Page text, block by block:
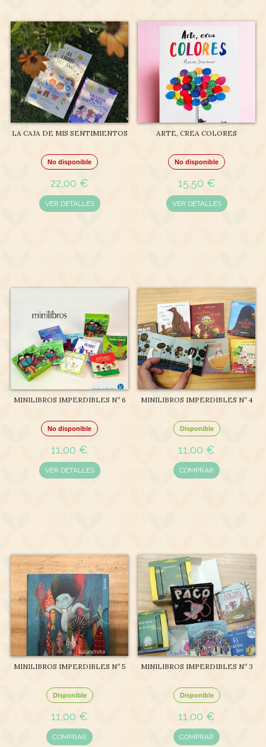
LA CAJA DE MIS SENTIMIENTOS
No disponible
22,00 €
VER DETALLES
ARTE, CREA COLORES
No disponible
15,50 €
VER DETALLES
MINILIBROS IMPERDIBLES Nº 6
No disponible
11,00 €
VER DETALLES
MINILIBROS IMPERDIBLES Nº 4
Disponible
11,00 €
COMPRAR
MINILIBROS IMPERDIBLES Nº 5
Disponible
11,00 €
COMPRAR
MINILIBROS IMPERDIBLES Nº 3
Disponible
11,00 €
COMPRAR